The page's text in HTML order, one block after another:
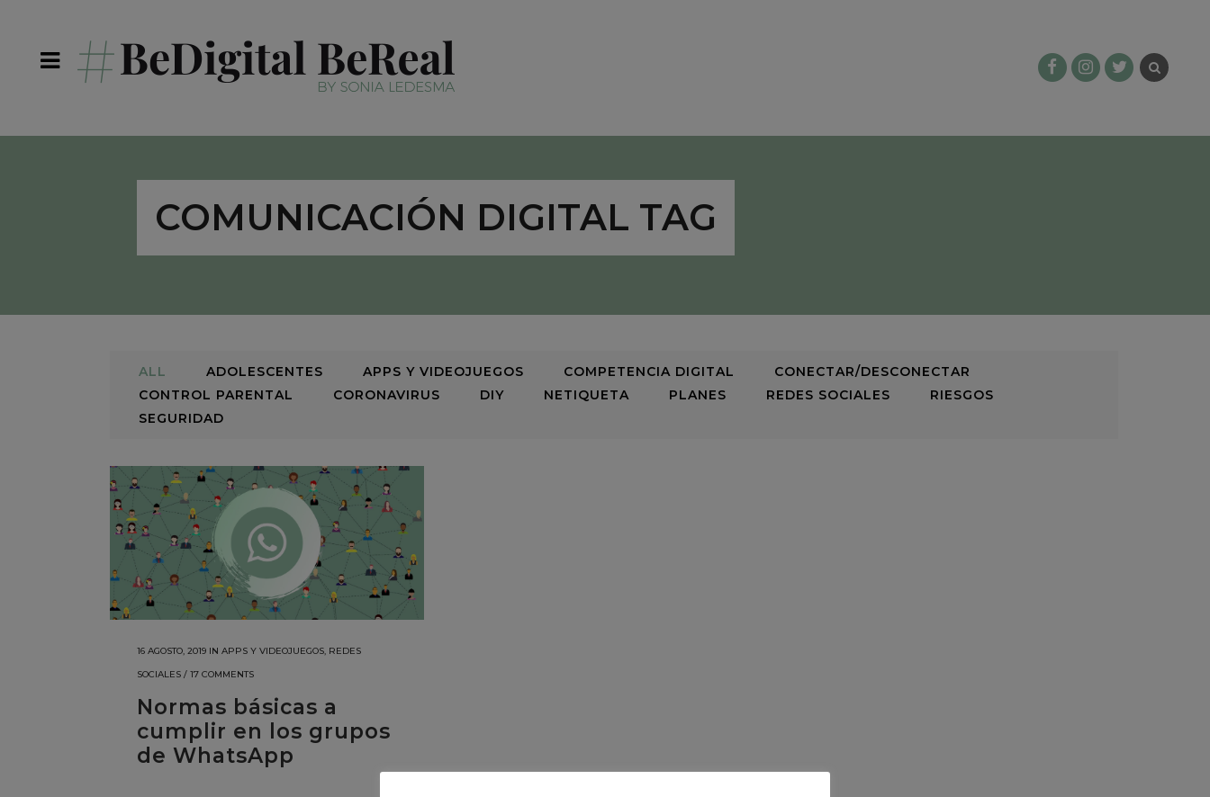
COMUNICACIÓN DIGITAL TAG
ALL ADOLESCENTES APPS Y VIDEOJUEGOS COMPETENCIA DIGITAL
CONECTAR/DESCONECTAR
CONTROL PARENTAL
CORONAVIRUS DIY NETIQUETA PLANES REDES SOCIALES
RIESGOS
SEGURIDAD
16 AGOSTO, 2019 IN APPS Y VIDEOJUEGOS, REDES
SOCIALES / 17 COMMENTS
Normas básicas a
cumplir en los grupos
de WhatsApp